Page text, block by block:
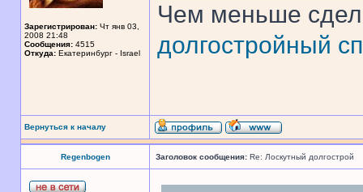
Зарегистрирован: Чт янв 03,
2008 21:48
Сообщения: 4515
Откуда: Екатеринбург - Israel
Чем меньше
долгостройный
Вернуться к началу
Regenbogen Заголовок сообщения: Re: Лоскутный долгострой